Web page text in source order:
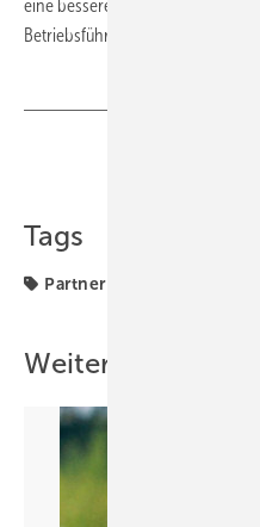
eine bessere Position als
Betriebsführungsdienstleistungen.
Tags
Partner
Weitere Inhalte